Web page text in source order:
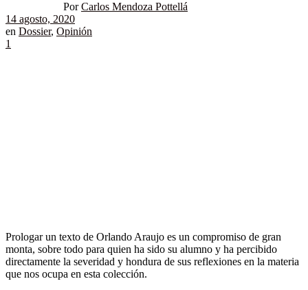
Por Carlos Mendoza Pottellá
14 agosto, 2020
en Dossier, Opinión
1
Prologar un texto de Orlando Araujo es un compromiso de gran
monta, sobre todo para quien ha sido su alumno y ha percibido
directamente la severidad y hondura de sus reflexiones en la materia
que nos ocupa en esta colección.